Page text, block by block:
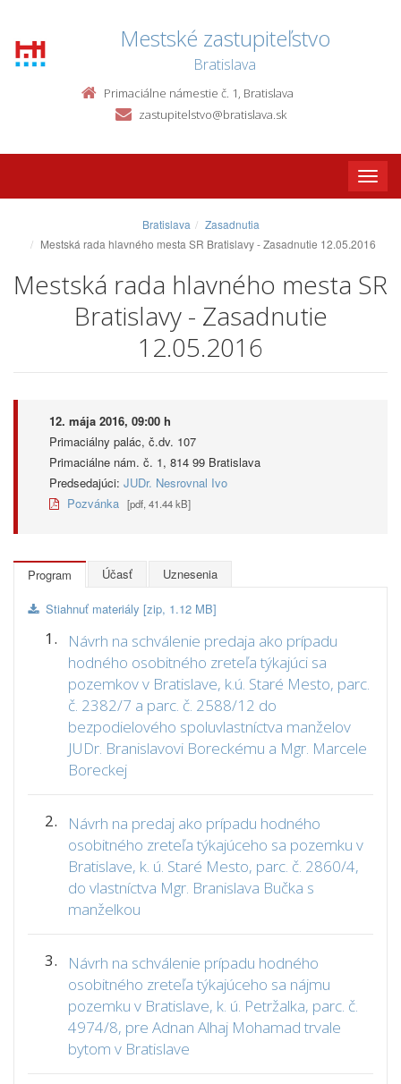
Mestské zastupiteľstvo
Bratislava
Primaciálne námestie č. 1, Bratislava
zastupitelstvo@bratislava.sk
Toggle
Bratislava
Zasadnutia
Mestská rada hlavného mesta SR Bratislavy - Zasadnutie 12.05.2016
Mestská rada hlavného mesta SR
Bratislavy - Zasadnutie
12.05.2016
12. mája 2016, 09:00 h
Primaciálny palác, č.dv. 107
Primaciálne nám. č. 1, 814 99 Bratislava
Predsedajúci: JUDr. Nesrovnal Ivo
Pozvánka [pdf, 41.44 kB]
Program Účasť Uznesenia
Stiahnuť materiály [zip, 1.12 MB]
1.
Návrh na schválenie predaja ako prípadu
hodného osobitného zreteľa týkajúci sa
pozemkov v Bratislave, k.ú. Staré Mesto, parc.
č. 2382/7 a parc. č. 2588/12 do
bezpodielového spoluvlastníctva manželov
JUDr. Branislavovi Boreckému a Mgr. Marcele
Boreckej
2.
Návrh na predaj ako prípadu hodného
osobitného zreteľa týkajúceho sa pozemku v
Bratislave, k. ú. Staré Mesto, parc. č. 2860/4,
do vlastníctva Mgr. Branislava Bučka s
manželkou
3.
Návrh na schválenie prípadu hodného
osobitného zreteľa týkajúceho sa nájmu
pozemku v Bratislave, k. ú. Petržalka, parc. č.
4974/8, pre Adnan Alhaj Mohamad trvale
bytom v Bratislave